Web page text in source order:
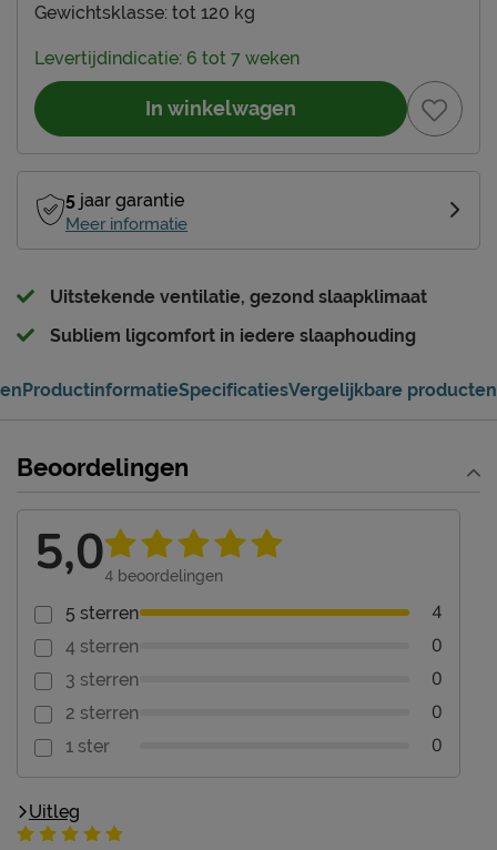
Gewichtsklasse: tot 120 kg
Levertijdindicatie: 6 tot 7 weken
In winkelwagen
5 jaar garantie
Meer informatie
Uitstekende ventilatie, gezond slaapklimaat
Subliem ligcomfort in iedere slaaphouding
ProductinformatieSpecificatiesVergelijkbare producten
Beoordelingen
5,04 beoordelingen
5 sterren 4
4 sterren 0
3 sterren 0
2 sterren 0
1 ster 0
Uitleg